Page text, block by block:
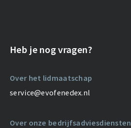
Heb je nog vragen?
Over het lidmaatschap
service@evofenedex.nl
Over onze bedrijfsadviesdiensten